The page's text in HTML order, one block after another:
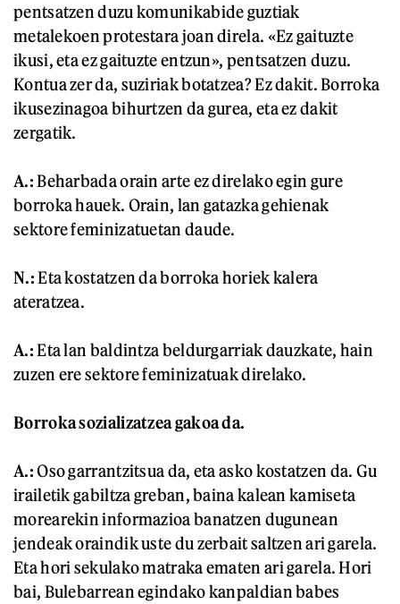
pentsatzen duzu komunikabide guztiak
metalekoen protestara joan direla. «Ez gaituzte
ikusi, eta ez gaituzte entzun», pentsatzen duzu.
Kontua zer da, suziriak botatzea? Ez dakit. Borroka
ikusezinagoa bihurtzen da gurea, eta ez dakit
zergatik.
A.:Beharbada orain arte ez direlako egin gure
borroka hauek. Orain, lan gatazka gehienak
sektore feminizatuetan daude.
N.:Eta kostatzen da borroka horiek kalera
ateratzea.
A.:Eta lan baldintza beldurgarriak dauzkate, hain
zuzen ere sektore feminizatuak direlako.
Borroka sozializatzea gakoa da.
A.:Oso garrantzitsua da, eta asko kostatzen da. Gu
irailetik gabiltza greban, baina kalean kamiseta
morearekin informazioa banatzen dugunean
jendeak oraindik uste du zerbait saltzen ari garela.
Eta hori sekulako matraka ematen ari garela. Hori
bai, Bulebarrean egindako kanpaldian babes